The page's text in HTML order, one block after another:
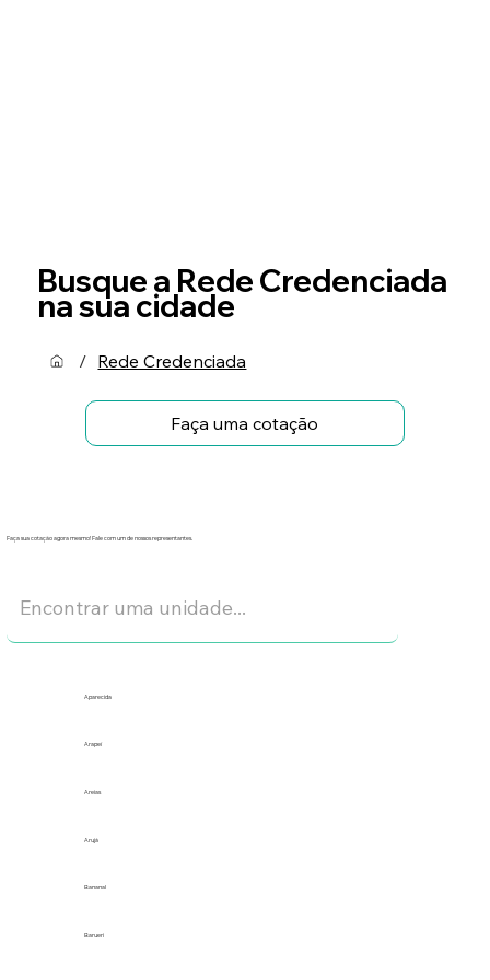
Busque a Rede Credenciada
na sua cidade
/ Rede Credenciada
Faça uma cotação
Faça sua cotação agora mesmo! Fale com um de nossos representantes.
Aparecida
Arapeí
Areias
Arujá
Bananal
Barueri